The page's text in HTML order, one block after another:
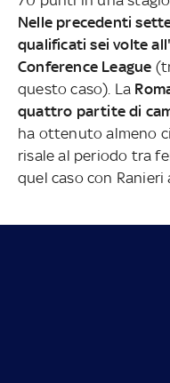
Nelle precedenti
qualificati sei volte
Conference League
questo caso). La
quattro partite di
ha ottenuto almeno
risale al periodo tra
quel caso con Ranieri